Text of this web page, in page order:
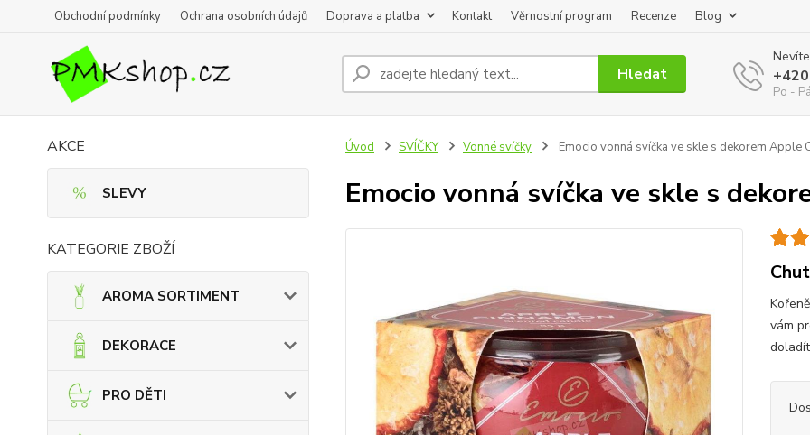
Obchodní podmínky Ochrana osobních údajů Doprava a platba Kontakt Věrnostní program Recenze Blog
Hledat
Po -
AKCE
SLEVY
KATEGORIE ZBOŽÍ
AROMA SORTIMENT
DEKORACE
PRO DĚTI
Úvod SVÍČKY Vonné svíčky Emocio vonná svíčka ve skle s dekorem Apple
Emocio vonná svíčka ve skle s
vám